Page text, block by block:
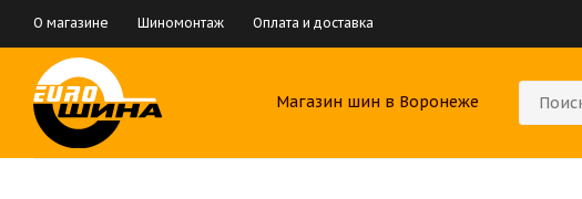
О магазине Шиномонтаж Оплата и доставка
Магазин шин в Воронеже